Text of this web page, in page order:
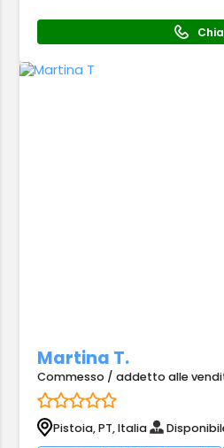
Martina T.
Commesso / addetto alle
Pistoia, PT, Italia